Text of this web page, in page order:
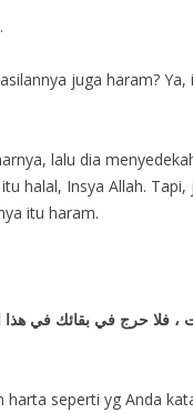
juga haram?
lalu dia
halal, Insya Allah.
itu haram.
، فلا حرج في بقائك في
seperti yg Anda